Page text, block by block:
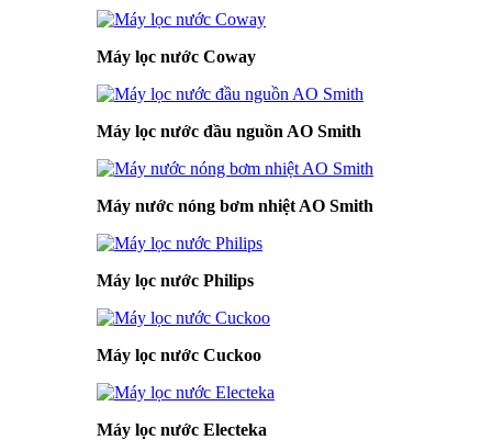
Máy lọc nước Coway
Máy lọc nước đầu nguồn AO Smith
Máy nước nóng bơm nhiệt AO Smith
Máy lọc nước Philips
Máy lọc nước Cuckoo
Máy lọc nước Electeka